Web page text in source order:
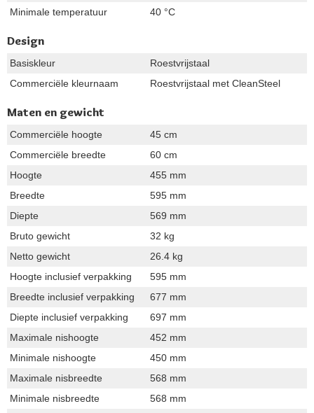
Minimale temperatuur
40 °C
Design
Basiskleur
Roestvrijstaal
Commerciële kleurnaam
Roestvrijstaal met CleanSteel
Maten en gewicht
Commerciële hoogte
45 cm
Commerciële breedte
60 cm
Hoogte
455 mm
Breedte
595 mm
Diepte
569 mm
Bruto gewicht
32 kg
Netto gewicht
26.4 kg
Hoogte inclusief verpakking
595 mm
Breedte inclusief verpakking
677 mm
Diepte inclusief verpakking
697 mm
Maximale nishoogte
452 mm
Minimale nishoogte
450 mm
Maximale nisbreedte
568 mm
Minimale nisbreedte
568 mm